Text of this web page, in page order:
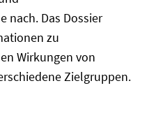
nach. Das Dossier
zu
Wirkungen von
Zielgruppen.